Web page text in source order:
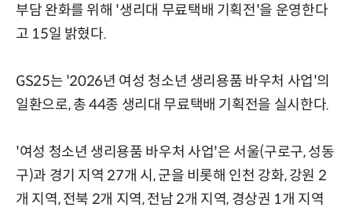
부담 완화를 위해 '생리대 무료택배 기획전'을 운영한다
고 15일 밝혔다.
GS25는 '2026년 여성 청소년 생리용품 바우처 사업'의
일환으로, 총 44종 생리대 무료택배 기획전을 실시한다.
'여성 청소년 생리용품 바우처 사업'은 서울(구로구, 성동
구)과 경기 지역 27개 시, 군을 비롯해 인천 강화, 강원 2
개 지역, 전북 2개 지역, 전남 2개 지역, 경상권 1개 지역